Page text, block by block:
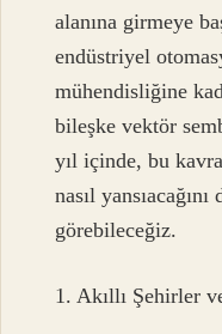
alanına girmeye
endüstriyel
mühendisliğine
bileşke vektör
yıl içinde, bu
nasıl
görebileceğiz.
1. Akıllı Şehirler